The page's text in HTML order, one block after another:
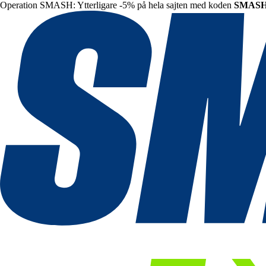
Operation SMASH: Ytterligare -5% på hela sajten med koden